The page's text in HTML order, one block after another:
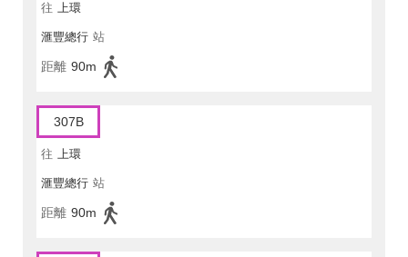
往 上環
滙豐總行 站
距離 90m
307B
往 上環
滙豐總行 站
距離 90m